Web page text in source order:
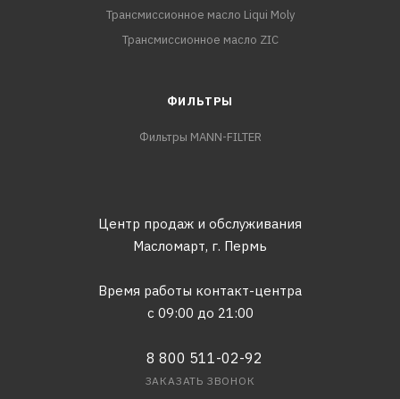
Трансмиссионное масло Liqui Moly
Трансмиссионное масло ZIC
ФИЛЬТРЫ
Фильтры MANN-FILTER
Центр продаж и обслуживания
Масломарт, г. Пермь
Время работы контакт-центра
с 09:00 до 21:00
8 800 511-02-92
ЗАКАЗАТЬ ЗВОНОК